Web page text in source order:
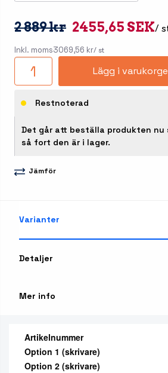
2 889 kr 2455,65 SEK/
Inkl. moms3069,56 kr/ st
Lägg i
Restnoterad
Det går att beställa produkten nu
så fort den är i lager.
Jämför
Varianter
Detaljer
Mer info
Artikelnummer
Option 1 (skrivare)
Option 2 (skrivare)